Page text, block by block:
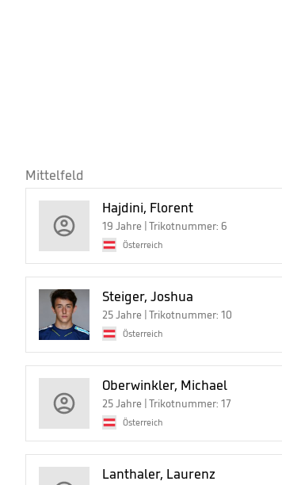
Mittelfeld
Hajdini, Florent
19 Jahre | Trikotnummer: 6
Österreich
Steiger, Joshua
25 Jahre | Trikotnummer: 10
Österreich
Oberwinkler, Michael
25 Jahre | Trikotnummer: 17
Österreich
Lanthaler, Laurenz